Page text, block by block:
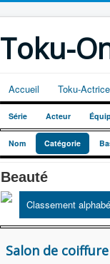
Toku-
Accueil Toku-
Série Acteur
Nom Catégorie
Beauté
Classement
Salon de coiffure